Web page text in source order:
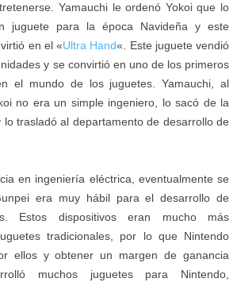
Yamauchi le ordenó Yokoi que lo
juguete para la época Navideña y este
en el «Ultra Hand«. Este juguete vendió
y se convirtió en uno de los primeros
el mundo de los juguetes. Yamauchi, al
no era un simple ingeniero, lo sacó de la
trasladó al departamento de desarrollo de
en ingeniería eléctrica, eventualmente se
era muy hábil para el desarrollo de
Estos dispositivos eran mucho más
tradicionales, por lo que Nintendo
ellos y obtener un margen de ganancia
muchos juguetes para Nintendo,